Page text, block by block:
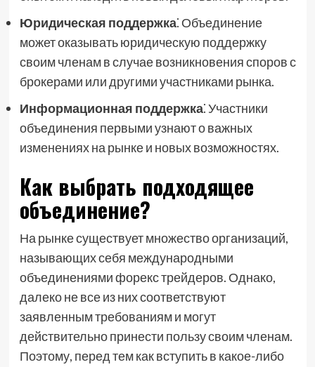
Юридическая поддержка⁚ Объединение
может оказывать юридическую поддержку
своим членам в случае возникновения споров с
брокерами или другими участниками рынка.
Информационная поддержка⁚ Участники
объединения первыми узнают о важных
изменениях на рынке и новых возможностях.
Как выбрать подходящее
объединение?
На рынке существует множество организаций,
называющих себя международными
объединениями форекс трейдеров. Однако,
далеко не все из них соответствуют
заявленным требованиям и могут
действительно принести пользу своим членам.
Поэтому, перед тем как вступить в какое-либо